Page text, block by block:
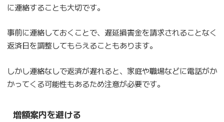
に連絡することも大切です。
事前に連絡しておくことで、遅延損害金を請求されることなく
返済日を調整してもらえることもあります。
しかし連絡なしで返済が遅れると、家庭や職場などに電話がか
かってくる可能性もあるため注意が必要です。
増額案内を避ける